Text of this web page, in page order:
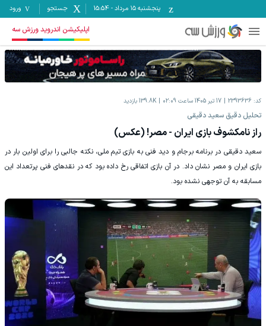
پنجشنبه ۱۵ مرداد -
15:54 جستجو ورود
اپلیکیشن اندروید ورزش سه
کد: 2393636 17 تیر 1405 ساعت 02:09 139.8K بازدید
تحلیل دقیق سعید دقیقی
راز نامکشوف بازی ایران - مصر! (عکس)
سعید دقیقی در برنامه برجام و دید فنی به بازی تیم ملی، نکته جالبی را برای اولین بار در
بازی ایران و مصر نشان داد. در آن بازی اتفاقی رخ داده بود که در نقدهای فنی پرتعداد این
مسابقه به آن توجهی نشده بود.